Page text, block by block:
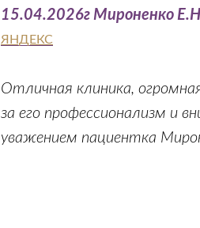
15.04.2026г Мироненко
ЯНДЕКС
Отличная клиника,
за его профессионализм и
уважением пациентка